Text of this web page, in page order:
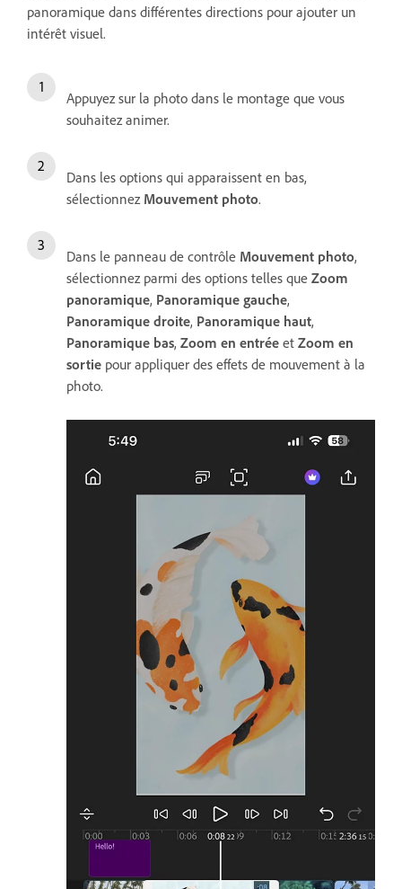
panoramique dans différentes directions pour ajouter un
intérêt visuel.
Appuyez sur la photo dans le montage que vous
souhaitez animer.
Dans les options qui apparaissent en bas,
sélectionnez Mouvement photo.
Dans le panneau de contrôle Mouvement photo,
sélectionnez parmi des options telles que Zoom
panoramique, Panoramique gauche,
Panoramique droite, Panoramique haut,
Panoramique bas, Zoom en entrée et Zoom en
sortie pour appliquer des effets de mouvement à la
photo.